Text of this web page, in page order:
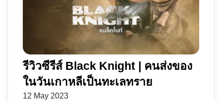
รีวิวซีรีส์ Black Knight | คนส่งของ
ในวันเกาหลีเป็นทะเลทราย
12 May 2023